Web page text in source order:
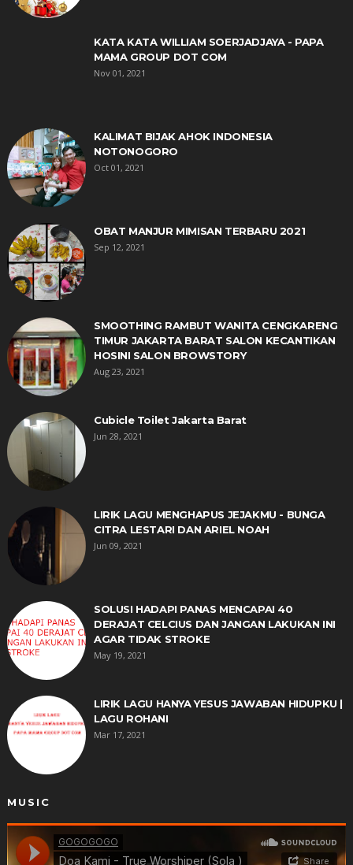
KATA KATA WILLIAM SOERJADJAYA - PAPA
MAMA GROUP DOT COM
Nov 01, 2021
KALIMAT BIJAK AHOK INDONESIA
NOTONOGORO
Oct 01, 2021
OBAT MANJUR MIMISAN TERBARU 2021
Sep 12, 2021
SMOOTHING RAMBUT WANITA CENGKARENG
TIMUR JAKARTA BARAT SALON KECANTIKAN
HOSINI SALON BROWSTORY
Aug 23, 2021
Cubicle Toilet Jakarta Barat
Jun 28, 2021
LIRIK LAGU MENGHAPUS JEJAKMU - BUNGA
CITRA LESTARI DAN ARIEL NOAH
Jun 09, 2021
SOLUSI HADAPI PANAS MENCAPAI 40
DERAJAT CELCIUS DAN JANGAN LAKUKAN INI
AGAR TIDAK STROKE
May 19, 2021
LIRIK LAGU HANYA YESUS JAWABAN HIDUPKU |
LAGU ROHANI
Mar 17, 2021
MUSIC